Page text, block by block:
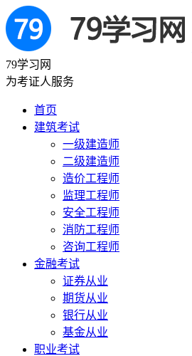
79学习网
为考证人服务
首页
建筑考试
一级建造师
二级建造师
造价工程师
监理工程师
安全工程师
消防工程师
咨询工程师
金融考试
证券从业
期货从业
银行从业
基金从业
职业考试